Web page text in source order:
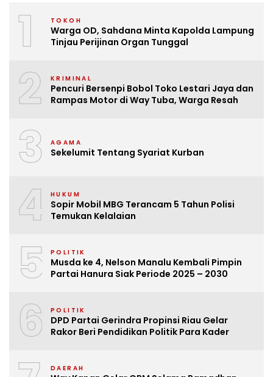
1 TOKOH
Warga OD, Sahdana Minta Kapolda Lampung
Tinjau Perijinan Organ Tunggal
2 KRIMINAL
Pencuri Bersenpi Bobol Toko Lestari Jaya dan
Rampas Motor di Way Tuba, Warga Resah
3 AGAMA
Sekelumit Tentang Syariat Kurban
4 HUKUM
Sopir Mobil MBG Terancam 5 Tahun Polisi
Temukan Kelalaian
5 POLITIK
Musda ke 4, Nelson Manalu Kembali Pimpin
Partai Hanura Siak Periode 2025 – 2030
6 POLITIK
DPD Partai Gerindra Propinsi Riau Gelar
Rakor Beri Pendidikan Politik Para Kader
DAERAH